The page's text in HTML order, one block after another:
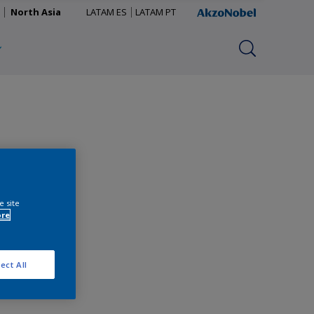
North Asia LATAM ES LATAM PT
site
All